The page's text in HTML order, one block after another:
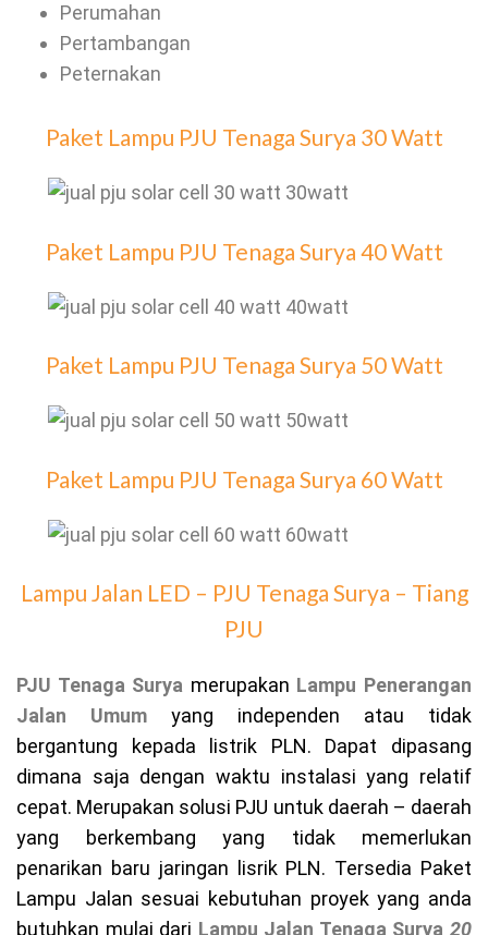
Perumahan
Pertambangan
Peternakan
Paket Lampu PJU Tenaga Surya 30 Watt
Paket Lampu PJU Tenaga Surya 40 Watt
Paket Lampu PJU Tenaga Surya 50 Watt
Paket Lampu PJU Tenaga Surya 60 Watt
Lampu Jalan LED – PJU Tenaga Surya – Tiang
PJU
PJU Tenaga Surya merupakan Lampu Penerangan
Jalan Umum yang independen atau tidak
bergantung kepada listrik PLN. Dapat dipasang
dimana saja dengan waktu instalasi yang relatif
cepat. Merupakan solusi PJU untuk daerah – daerah
yang berkembang yang tidak memerlukan
penarikan baru jaringan lisrik PLN. Tersedia Paket
Lampu Jalan sesuai kebutuhan proyek yang anda
butuhkan mulai dari Lampu Jalan Tenaga Surya20